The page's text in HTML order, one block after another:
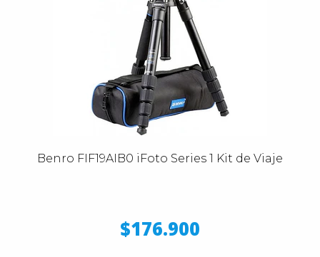
Benro FIF19AIB0 iFoto Series 1 Kit de Viaje
$176.900